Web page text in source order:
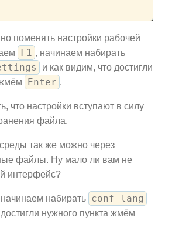
поменять настройки рабочей
F1 , начинаем набирать
и как видим, что достигли
Enter .
что настройки вступают в силу
файла.
так же можно через
файлы. Ну мало ли вам не
интерфейс?
начинаем набирать conf lang
нужного пункта жмём